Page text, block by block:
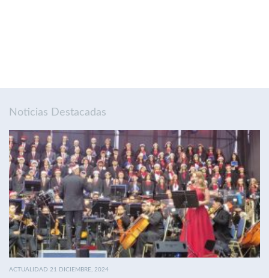
Noticias Destacadas
ACTUALIDAD 21 DICIEMBRE, 2024